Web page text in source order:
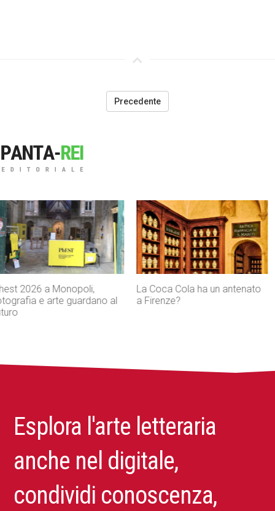
Precedente
La Coca Cola ha un antenato
a Firenze?
Agenti IA e sicurezza, quando
l’autonomia diventa un rischio
Esplora l'arte letteraria
anche nel digitale,
condividi conoscenza,